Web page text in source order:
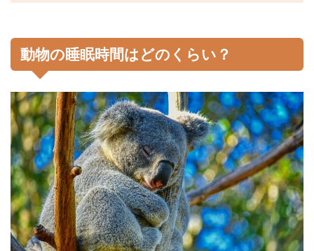
動物の睡眠時間はどのくらい？